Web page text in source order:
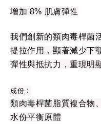
增加 8% 肌膚彈性
我們創新的類肉毒桿菌
提拉作用，顯著減少下
彈性與抵抗力，重現明
成份：
類肉毒桿菌脂質複合物
水份平衡原體